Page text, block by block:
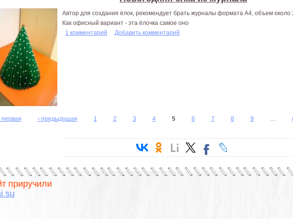
Автор для создания ёлок, рекомендует брать журналы формата A4, объем около
Как офисный вариант - эта ёлочка самое оно
1 комментарий
Добавить комментарий
первая ‹ предыдущая 1 2 3 4 5 6 7 8 9
приручили